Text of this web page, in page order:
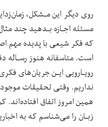
روی دیگر این مـشکل،
مسئله اجـازه بـدهید‌ چند‌
که‌ فکر شیعی‌ با‌ پدیده‌ مهم
است.‌ متاسفانه هنوز رسـاله
رویـارویی ایـن جریان‌های
نداریم. وقتی تحقیقات‌
همین امروز اتفاق
زبـان را می‌شناسم که به